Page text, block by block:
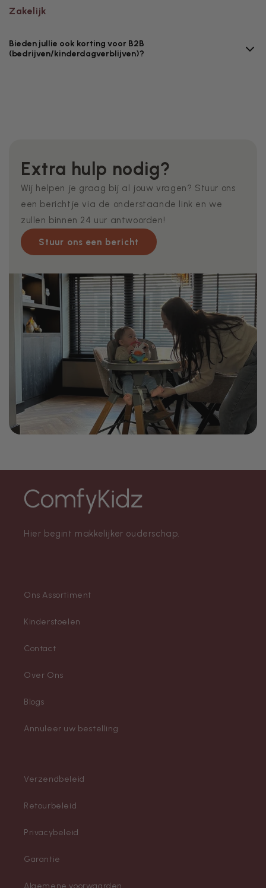
Zakelijk
Bieden jullie ook korting voor B2B
(bedrijven/kinderdagverblijven)?
Extra hulp nodig?
Wij helpen je graag bij al jouw vragen? Stuur ons
een berichtje via de onderstaande link en we
zullen binnen 24 uur antwoorden!
Stuur ons een bericht
Hier begint makkelijker ouderschap.
Ons Assortiment
Kinderstoelen
Contact
Over Ons
Blogs
Annuleer uw bestelling
Verzendbeleid
Retourbeleid
Privacybeleid
Garantie
Algemene voorwaarden